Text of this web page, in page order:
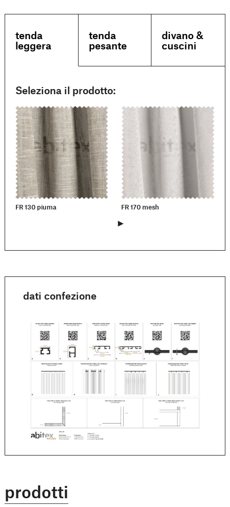
tenda
leggera
tenda
pesante
divano &
cuscini
Seleziona il prodotto:
FR 130 piuma FR 170 mesh
dati confezione
prodotti